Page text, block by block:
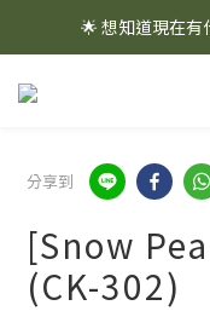
🌟 想知道現在有
🌟 想知道現在有
全館
分享到
[Snow
(CK-302)